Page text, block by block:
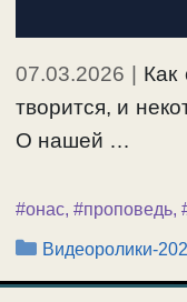
07.03.2026
Как
творится, и
О нашей …
#онас, #проповедь,
Рубрики
Видеоролики-